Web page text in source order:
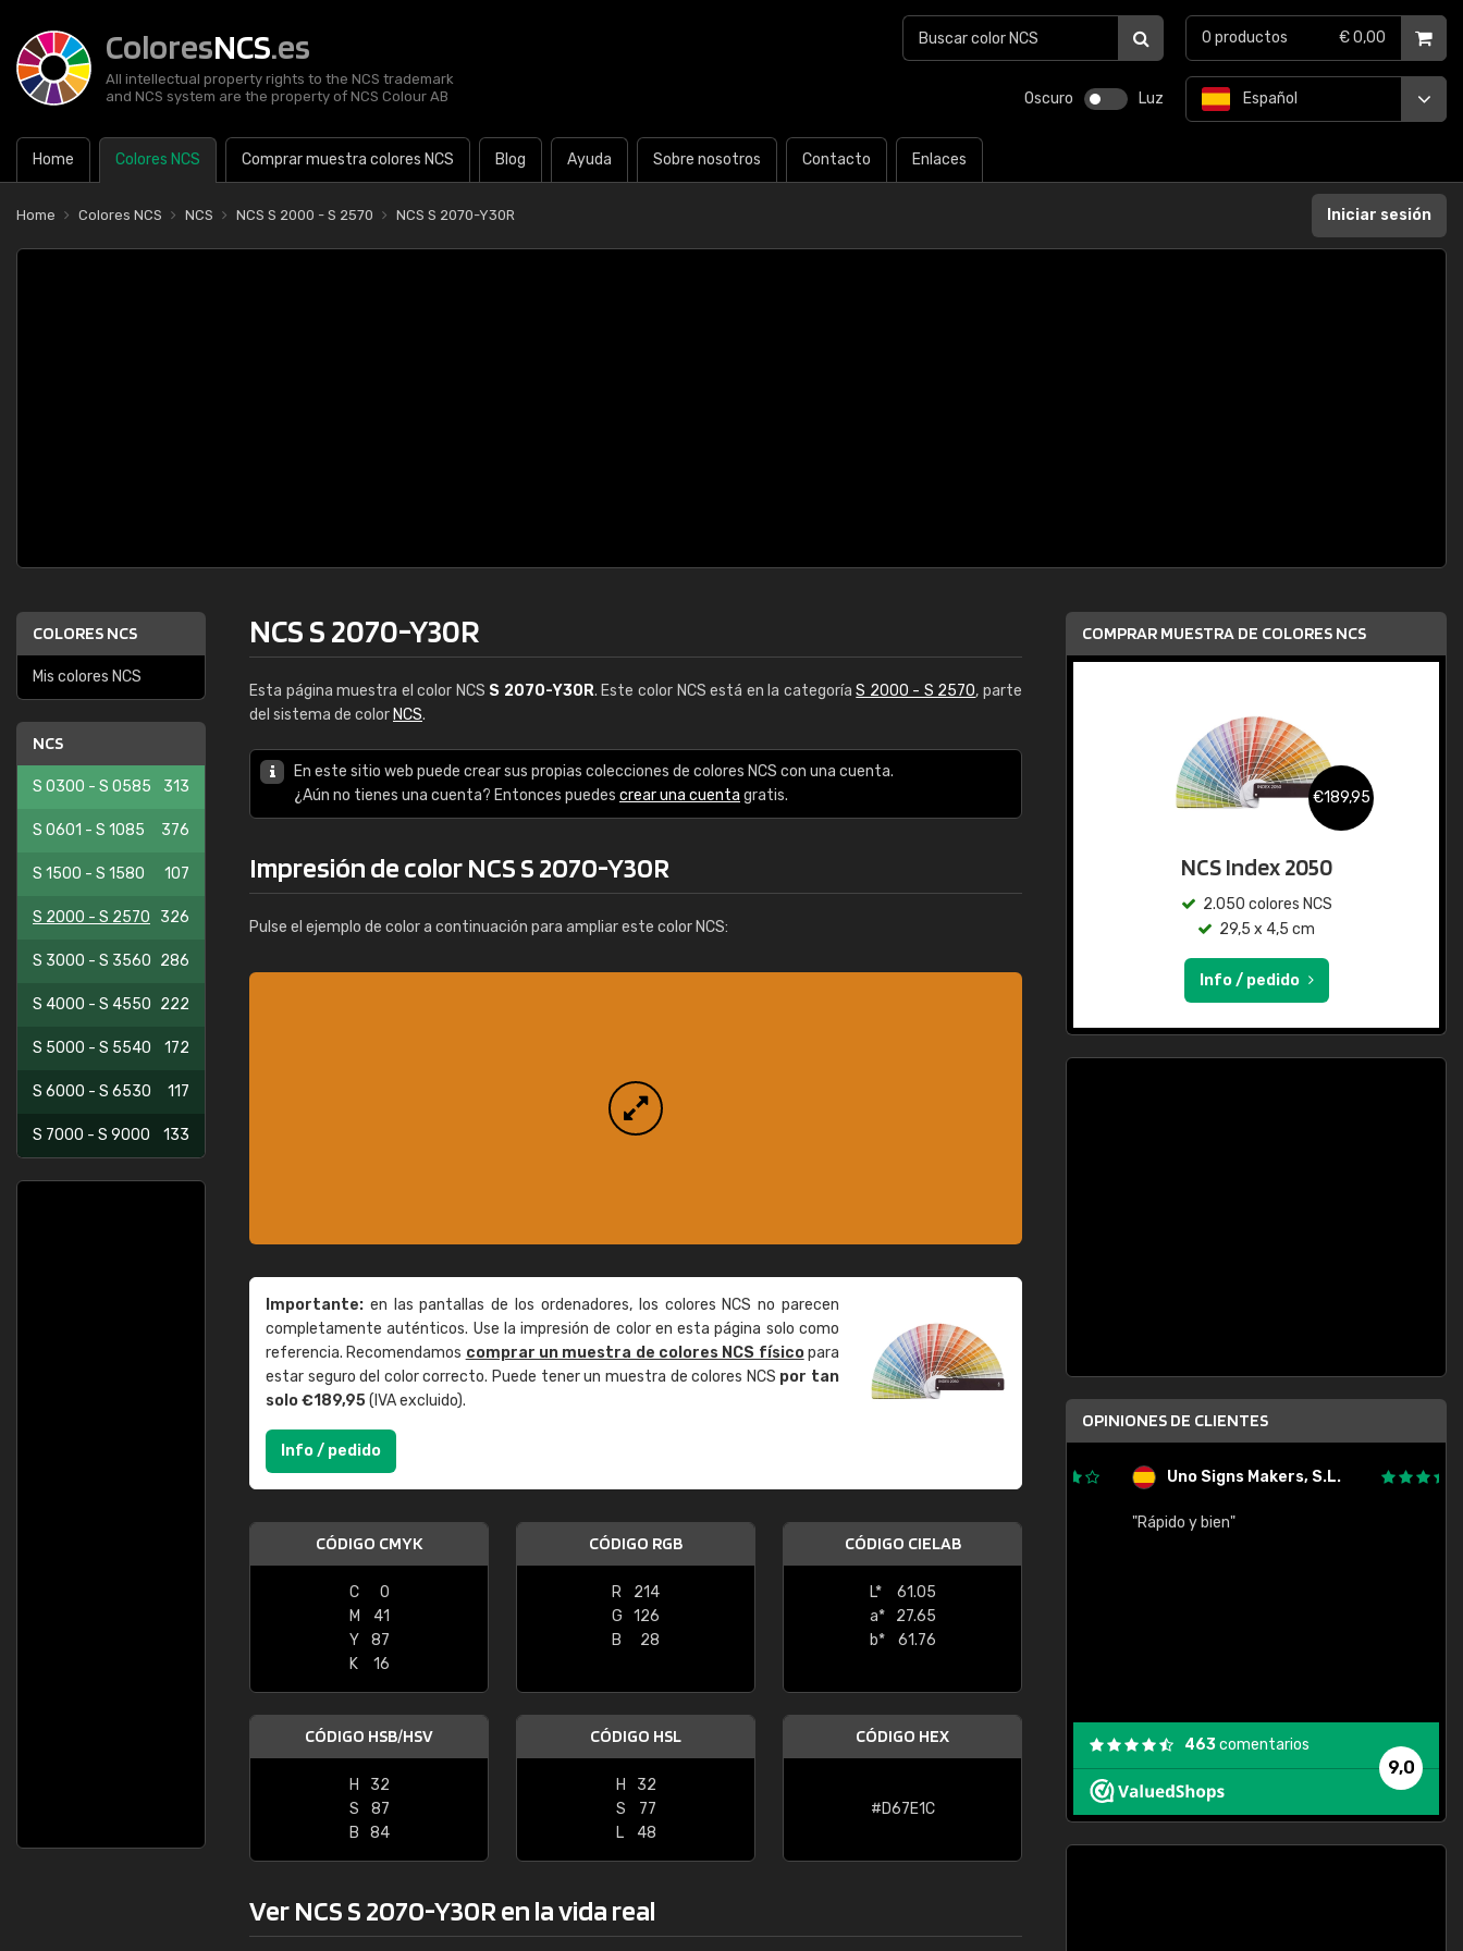
ColoresNCS.es
All intellectual property rights to the NCS trademark
and NCS system are the property of NCS Colour AB
Oscuro Luz
Home Colores NCS Comprar muestra colores NCS Blog Ayuda Sobre nosotros Contacto Enlaces
Español
0 productos € 0,00
Home Colores NCS NCS NCS S 2000 - S 2570 NCS S 2070-Y30R Iniciar sesión
COLORES NCS
Mis colores NCS
NCS
S 0300 - S 0585 313
S 0601 - S 1085 376
S 1500 - S 1580 107
S 2000 - S 2570 326
S 3000 - S 3560 286
S 4000 - S 4550 222
S 5000 - S 5540 172
S 6000 - S 6530 117
S 7000 - S 9000 133
NCS S 2070-Y30R
Esta página muestra el color NCS S 2070-Y30R. Este color NCS está en la categoríaS 2000 - S 2570, parte
del sistema de color NCS.
En este sitio web puede crear sus propias colecciones de colores NCS con una cuenta.
¿Aún no tienes una cuenta? Entonces puedes crear una cuenta gratis.
Impresión de color NCS S 2070-Y30R
Pulse el ejemplo de color a continuación para ampliar este color NCS:
Importante: en las pantallas de los ordenadores, los colores NCS no parecen
completamente auténticos. Use la impresión de color en esta página solo como
referencia. Recomendamos comprar un muestra de colores NCS físicopara
estar seguro del color correcto. Puede tener un muestra de colores NCS por tan
solo €189,95(IVA excluido).
Info / pedido
CÓDIGO CMYK
C
0
M
41
Y
87
K
16
CÓDIGO RGB
R
214
G
126
B
28
CÓDIGO CIELAB
L*
61.05
a*
27.65
b*
61.76
CÓDIGO HSB/HSV
H
32
S
87
B
84
CÓDIGO HSL
H
32
S
77
L
48
CÓDIGO HEX
#D67E1C
Ver NCS S 2070-Y30R en la vida real
COMPRAR MUESTRA DE COLORES NCS
€189,95
NCS Index 2050
2.050 colores NCS
29,5 x 4,5 cm
Info / pedido
OPINIONES DE CLIENTES
"Buen servicio. No obstante No es fácil
encontrar/comprar lo que se busca"
Uno Signs Makers, S.L.
"Rápido y bien"
9,0
463comentarios